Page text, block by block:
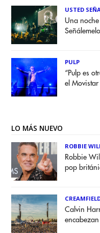
USTED
Una
PULP
“Pulp es
el
LO MÁS NUEVO
ROBBIE
Robbie
pop
Calvin